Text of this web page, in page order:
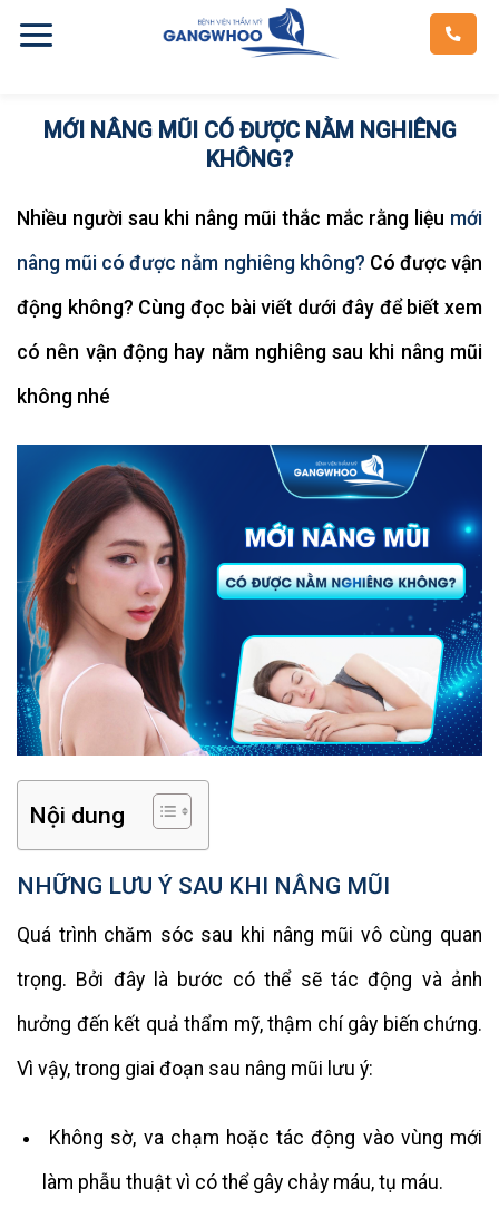
MỚI NÂNG MŨI CÓ ĐƯỢC NẰM NGHIÊNG
KHÔNG?
Nhiều người sau khi nâng mũi thắc mắc rằng liệu mới
nâng mũi có được nằm nghiêng không? Có được vận
động không? Cùng đọc bài viết dưới đây để biết xem
có nên vận động hay nằm nghiêng sau khi nâng mũi
không nhé
Nội dung
NHỮNG LƯU Ý SAU KHI NÂNG MŨI
Quá trình chăm sóc sau khi nâng mũi vô cùng quan
trọng. Bởi đây là bước có thể sẽ tác động và ảnh
hưởng đến kết quả thẩm mỹ, thậm chí gây biến chứng.
Vì vậy, trong giai đoạn sau nâng mũi lưu ý:
Không sờ, va chạm hoặc tác động vào vùng mới
làm phẫu thuật vì có thể gây chảy máu, tụ máu.